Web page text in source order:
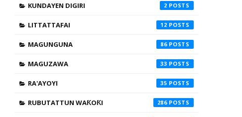
KUNDAYEN DIGIRI 2
LITTATTAFAI 12
MAGUNGUNA 86
MAGUZAWA 33
RA'AYOYI 35
RUBUTATTUN WAƘOƘI 286